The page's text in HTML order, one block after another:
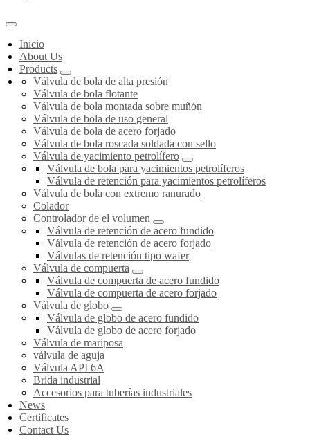
Inicio
About Us
Products
Válvula de bola de alta presión
Válvula de bola flotante
Válvula de bola montada sobre muñón
Válvula de bola de uso general
Válvula de bola de acero forjado
Válvula de bola roscada soldada con sello
Válvula de yacimiento petrolífero
Válvula de bola para yacimientos petrolíferos
Válvula de retención para yacimientos petrolíferos
Válvula de bola con extremo ranurado
Colador
Controlador de el volumen
Válvula de retención de acero fundido
Válvula de retención de acero forjado
Válvulas de retención tipo wafer
Válvula de compuerta
Válvula de compuerta de acero fundido
Válvula de compuerta de acero forjado
Válvula de globo
Válvula de globo de acero fundido
Válvula de globo de acero forjado
Válvula de mariposa
válvula de aguja
Válvula API 6A
Brida industrial
Accesorios para tuberías industriales
News
Certificates
Contact Us